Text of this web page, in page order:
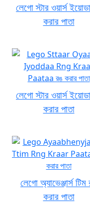
লেগো স্টার ওয়ার্স
করার পাতা
লেগো স্টার ওয়ার্স
করার পাতা
লেগো অ্যাভেঞ্জার্স
করার পাতা